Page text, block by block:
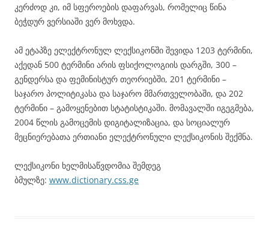
კერძოდ კი, იმ სფეროების დაფარვას, რომელიც წინა
ბეჭდურ ვერსიაში ვერ მოხვდა.
ამ ეტაპზე ელექტრონულ ლექსიკონში შევიდა 1203 ტერმინი,
აქედან 500 ტერმინი არის ფსიქოლოგიის დარგში, 300 –
გენდერსა და ფემინისტურ თეორიებში, 201 ტერმინი –
საჯარო პოლიტიკასა და საჯარო მმართველობაში, და 202
ტერმინი – გამოყენებით სტატისტიკაში. მომავალში იგეგმება,
2004 წლის გამოცემის დიგიტალიზაცია, და სოციალურ
მეცნიერებათა ერთიანი ელექტრონული ლექსიკონის შექმნა.
ლექსიკონი ხელმისაწვდომია შემდეგ
ბმულზე: www.dictionary.css.ge